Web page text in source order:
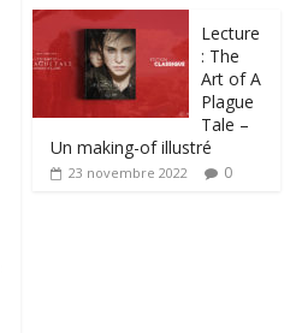
Lecture
: The
Art of A
Plague
Tale –
Un making-of illustré
23 novembre 2022 0